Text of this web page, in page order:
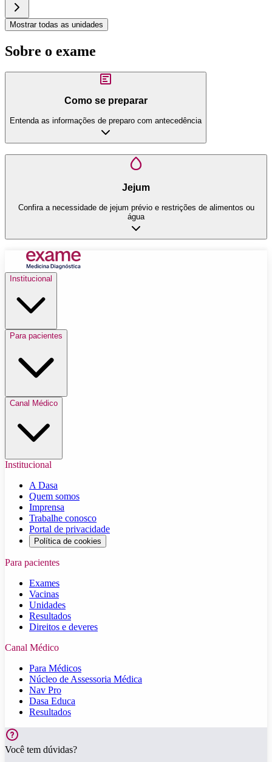
Mostrar todas as unidades
Sobre o exame
Como se preparar
Entenda as informações de preparo com antecedência
Jejum
Confira a necessidade de jejum prévio e restrições de alimentos ou
água
Institucional
Para pacientes
Canal Médico
Institucional
A Dasa
Quem somos
Imprensa
Trabalhe conosco
Portal de privacidade
Política de cookies
Para pacientes
Exames
Vacinas
Unidades
Resultados
Direitos e deveres
Canal Médico
Para Médicos
Núcleo de Assessoria Médica
Nav Pro
Dasa Educa
Resultados
Você tem dúvidas?